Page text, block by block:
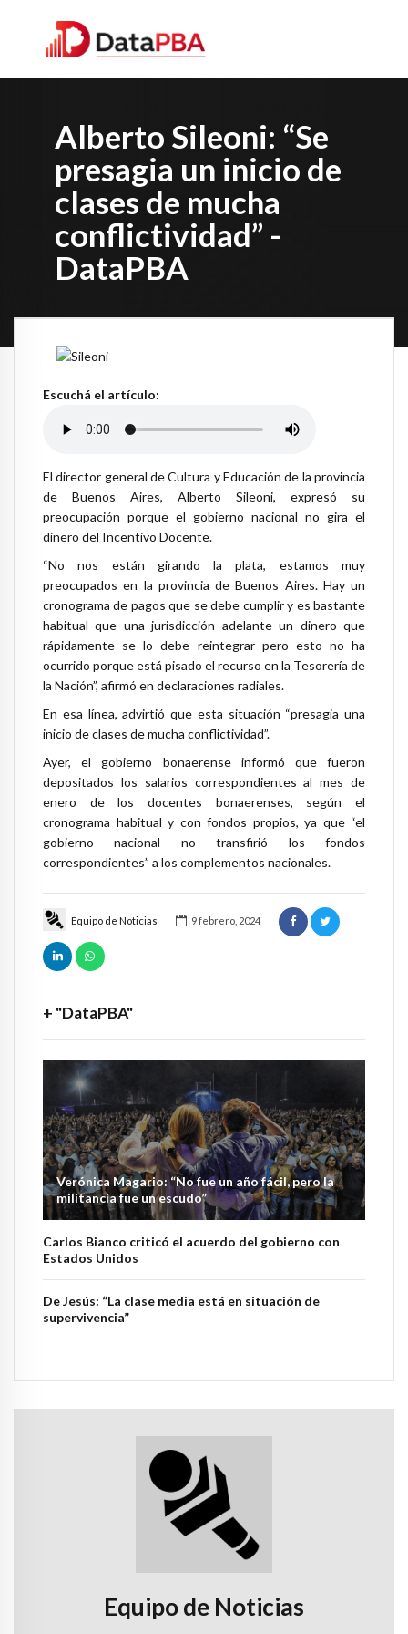
Alberto Sileoni: “Se
presagia un inicio de
clases de mucha
conflictividad” -
DataPBA
Equipo de Noticias 9 febrero, 2024
+ "DataPBA"
Verónica Magario: “No fue un año fácil, pero la
militancia fue un escudo”
Carlos Bianco criticó el acuerdo del gobierno con
Estados Unidos
De Jesús: “La clase media está en situación de
supervivencia”
Escuchá el artículo:
El director general de Cultura y Educación de la provincia
de Buenos Aires, Alberto Sileoni, expresó su
preocupación porque el gobierno nacional no gira el
dinero del Incentivo Docente.
“No nos están girando la plata, estamos muy
preocupados en la provincia de Buenos Aires. Hay un
cronograma de pagos que se debe cumplir y es bastante
habitual que una jurisdicción adelante un dinero que
rápidamente se lo debe reintegrar pero esto no ha
ocurrido porque está pisado el recurso en la Tesorería de
la Nación”, afirmó en declaraciones radiales.
En esa línea, advirtió que esta situación “presagia una
inicio de clases de mucha conflictividad”.
Ayer, el gobierno bonaerense informó que fueron
depositados los salarios correspondientes al mes de
enero de los docentes bonaerenses, según el
cronograma habitual y con fondos propios, ya que “el
gobierno nacional no transfirió los fondos
correspondientes” a los complementos nacionales.
Equipo de Noticias